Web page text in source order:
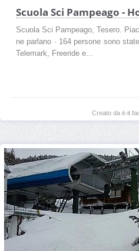
Scuola Sci Pampeago -
Scuola Sci Pampeago, Tesero.
ne parlano · 164 persone sono
Telemark, Freeride e...
Creato da it-